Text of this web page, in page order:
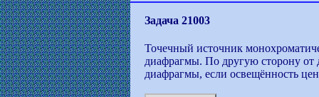
Задача 21003
Точечный источник
диафрагмы. По другую сторону от
диафрагмы, если освещённость